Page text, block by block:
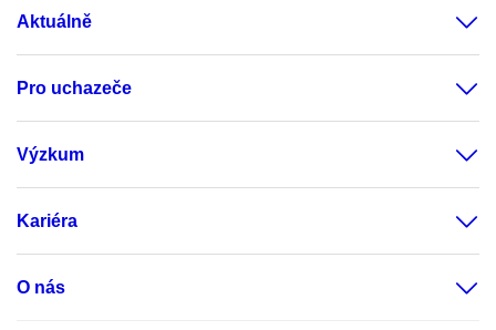
Aktuálně
Pro uchazeče
Výzkum
Kariéra
O nás